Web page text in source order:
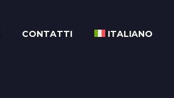
CONTATTI ITALIANO